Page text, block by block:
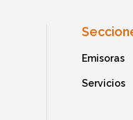
Emisoras
Servicios